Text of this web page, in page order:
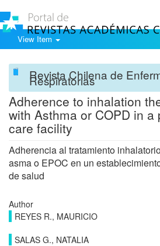
View Item
Revista Chilena de
Respiratorias
Adherence to inhalation
with Asthma or COPD in a
care facility
Adherencia al tratamiento
asma o EPOC en un
de salud
Author
REYES R., MAURICIO
SALAS G., NATALIA